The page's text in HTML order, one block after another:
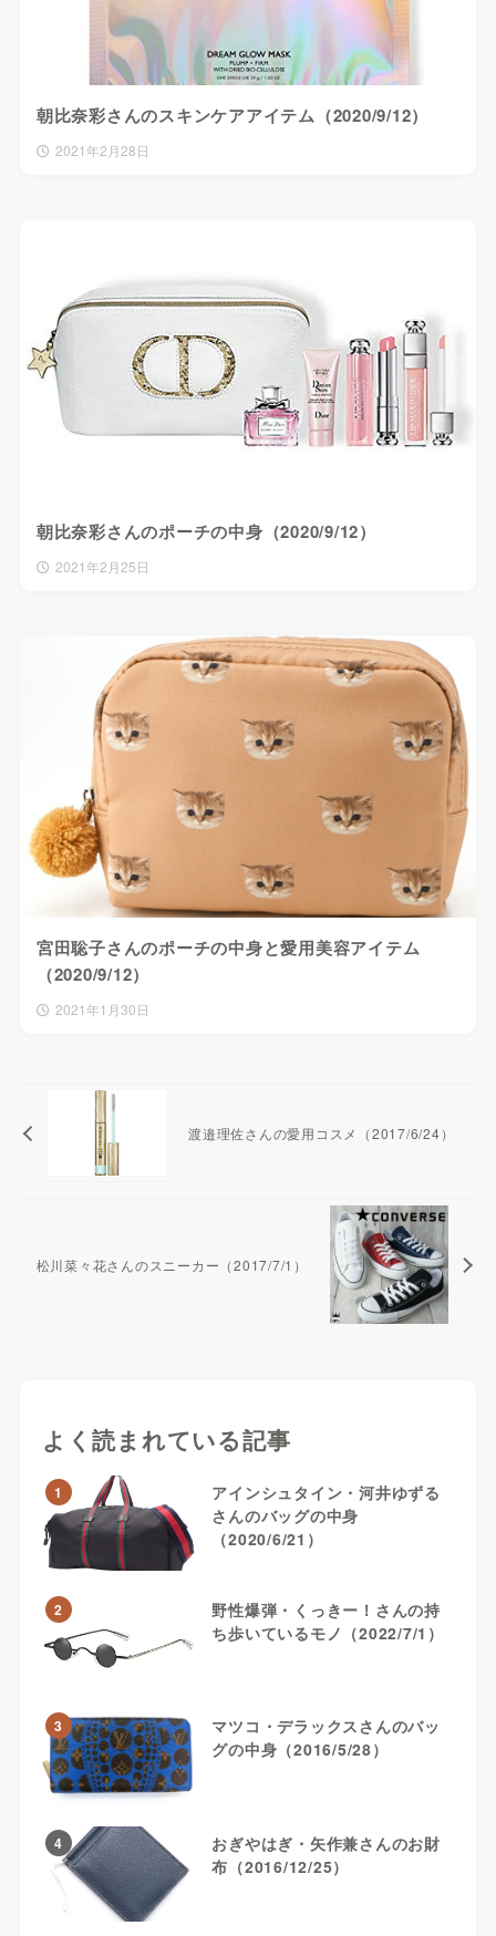
朝比奈彩さんのスキンケアアイテム（2020/9/12）
2021年2月28日
朝比奈彩さんのポーチの中身（2020/9/12）
2021年2月25日
宮田聡子さんのポーチの中身と愛用美容アイテム
（2020/9/12）
2021年1月30日
渡邉理佐さんの愛用コスメ（2017/6/24）
松川菜々花さんのスニーカー（2017/7/1）
よく読まれている記事
1
アインシュタイン・河井ゆずる
さんのバッグの中身
（2020/6/21）
2
野性爆弾・くっきー！さんの持
ち歩いているモノ（2022/7/1）
3
マツコ・デラックスさんのバッ
グの中身（2016/5/28）
4
おぎやはぎ・矢作兼さんのお財
布（2016/12/25）